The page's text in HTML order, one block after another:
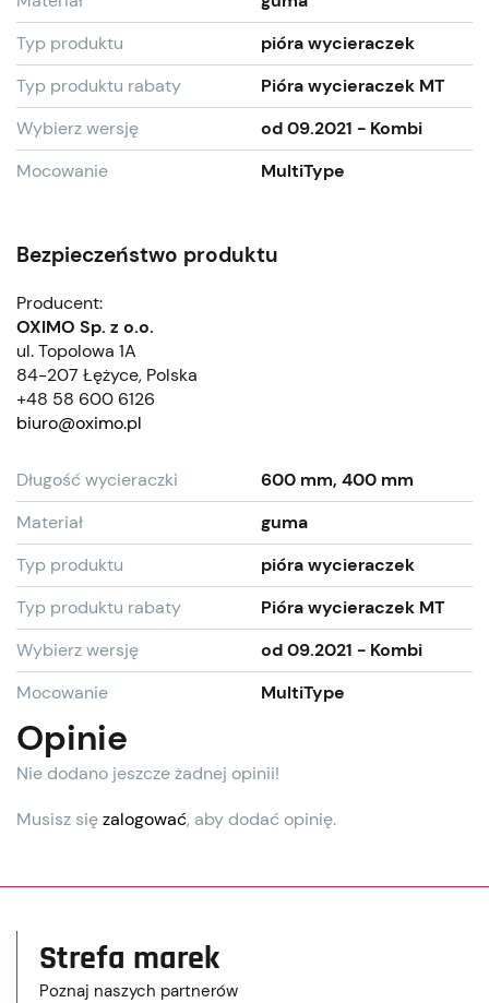
Typ produktu
pióra wycieraczek
Typ produktu rabaty
Pióra wycieraczek MT
Wybierz wersję
od 09.2021 - Kombi
Mocowanie
MultiType
Bezpieczeństwo produktu
Producent:
OXIMO Sp. z o.o.
ul. Topolowa 1A
84-207 Łężyce, Polska
+48 58 600 6126
biuro@oximo.pl
Długość wycieraczki
600 mm, 400 mm
Materiał
guma
Typ produktu
pióra wycieraczek
Typ produktu rabaty
Pióra wycieraczek MT
Wybierz wersję
od 09.2021 - Kombi
Mocowanie
MultiType
Opinie
Nie dodano jeszcze żadnej opinii!
Musisz sięzalogować, aby dodać opinię.
Strefa marek
Poznaj naszych partnerów